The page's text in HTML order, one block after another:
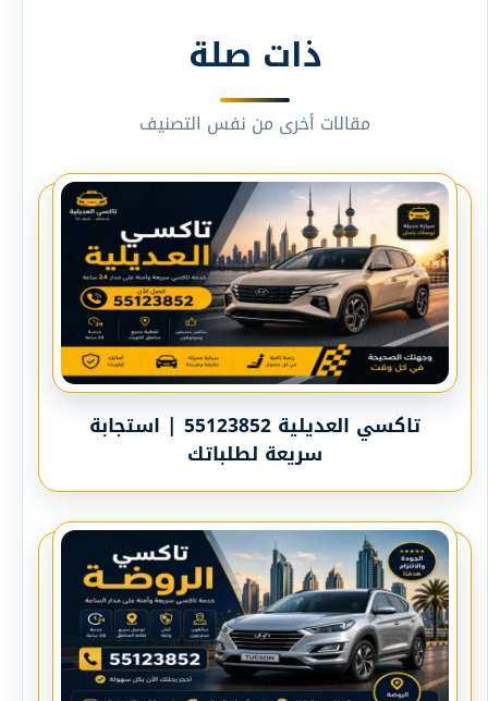
ذات صلة
مقالات أخرى من نفس التصنيف
تاكسي العديلية 55123852 | استجابة
سريعة لطلباتك